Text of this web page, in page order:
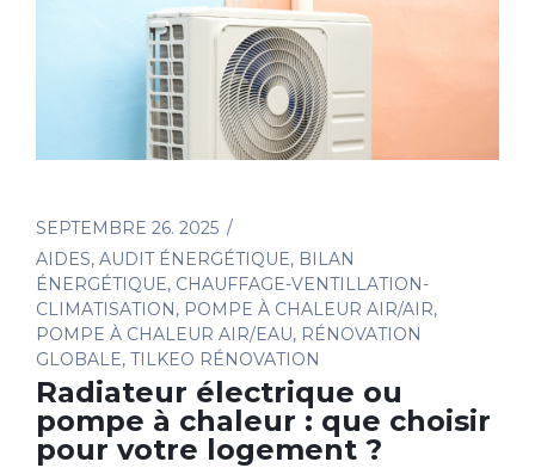
SEPTEMBRE 26. 2025
AIDES, AUDIT ÉNERGÉTIQUE, BILAN
ÉNERGÉTIQUE, CHAUFFAGE-VENTILLATION-
CLIMATISATION, POMPE À CHALEUR AIR/AIR,
POMPE À CHALEUR AIR/EAU, RÉNOVATION
GLOBALE, TILKEO RÉNOVATION
Radiateur électrique ou
pompe à chaleur : que choisir
pour votre logement ?